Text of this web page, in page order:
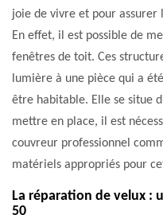
joie de vivre et pour assurer
En effet, il est possible de
fenêtres de toit. Ces
lumière à une pièce qui a
être habitable. Elle se situe
mettre en place, il est
couvreur professionnel
matériels appropriés pour
La réparation de velux :
50